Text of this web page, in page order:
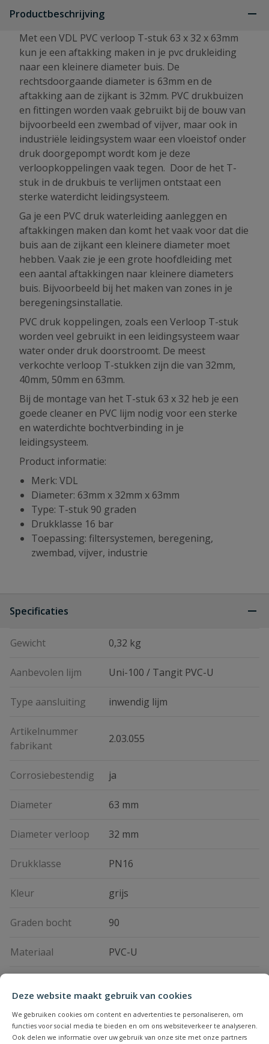
Deze website maakt gebruik van cookies
We gebruiken cookies om content en advertenties te personaliseren, om
functies voor social media te bieden en om ons websiteverkeer te analyseren.
Ook delen we informatie over uw gebruik van onze site met onze partners
Productbeschrijving
Met een VDL PVC verloop T-stuk 63 x 32 x 63mm
kun je een aftakking maken in je pvc drukleiding
naar een kleinere diameter buis. De
rechtsdoorgaande diameter is 63mm en de
aftakking aan de zijkant is 32mm. PVC drukbuizen
en fittingen worden vaak gebruikt bij de bouw van
bijvoorbeeld een zwembad of vijver, maar ook in
industriële leidingsystem waar een vloeistof onder
druk doorgepompt wordt kom je deze
verloopkoppelingen vaak tegen. Door de het T-
stuk in de drukbuis te verlijmen ontstaat een
sterke waterdicht leidingsysteem.
Ga je een PVC druk waterleiding aanleggen en
aftakkingen maken dan komt het vaak voor dat die
buis aan de zijkant een kleinere diameter moet
hebben. Vaak zie je een grote hoofdleiding met
een aantal aftakkingen naar kleinere diameters
buis. Bijvoorbeeld bij het maken van zones in je
beregeningsinstallatie.
PVC druk koppelingen, zoals een Verloop T-stuk
worden veel gebruikt in een leidingsysteem waar
water onder druk doorstroomt. De meest
verkochte verloop T-stukken zijn die van 32mm,
40mm, 50mm en 63mm.
Bij de montage van het T-stuk 63 x 32 heb je een
goede cleaner en PVC lijm nodig voor een sterke
en waterdichte bochtverbinding in je
leidingsysteem.
Product informatie:
Merk: VDL
Diameter: 63mm x 32mm x 63mm
Type: T-stuk 90 graden
Drukklasse 16 bar
Toepassing: filtersystemen, beregening,
zwembad, vijver, industrie
Specificaties
Gewicht 0,32 kg
Aanbevolen lijm Uni-100 / Tangit PVC-U
Type aansluiting inwendig lijm
Artikelnummer
fabrikant
2.03.055
Corrosiebestendig ja
Diameter 63 mm
Diameter verloop 32 mm
Drukklasse PN16
Kleur grijs
Graden bocht 90
Materiaal PVC-U
vloeistoftemperatuur
Merknaam Van de Lande (VDL)